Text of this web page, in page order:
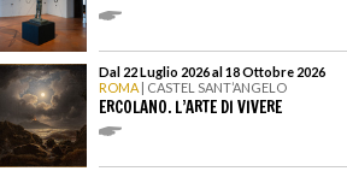
Dal 22 Luglio 2026 al 18 Ottobre 2026
ROMA | CASTEL SANT’ANGELO
ERCOLANO. L’ARTE DI VIVERE